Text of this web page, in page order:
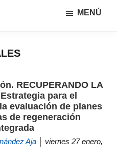
MENÚ
RECUPERANDO LA
para el
evaluación de planes
de regeneración
Aja │ viernes 27 enero,